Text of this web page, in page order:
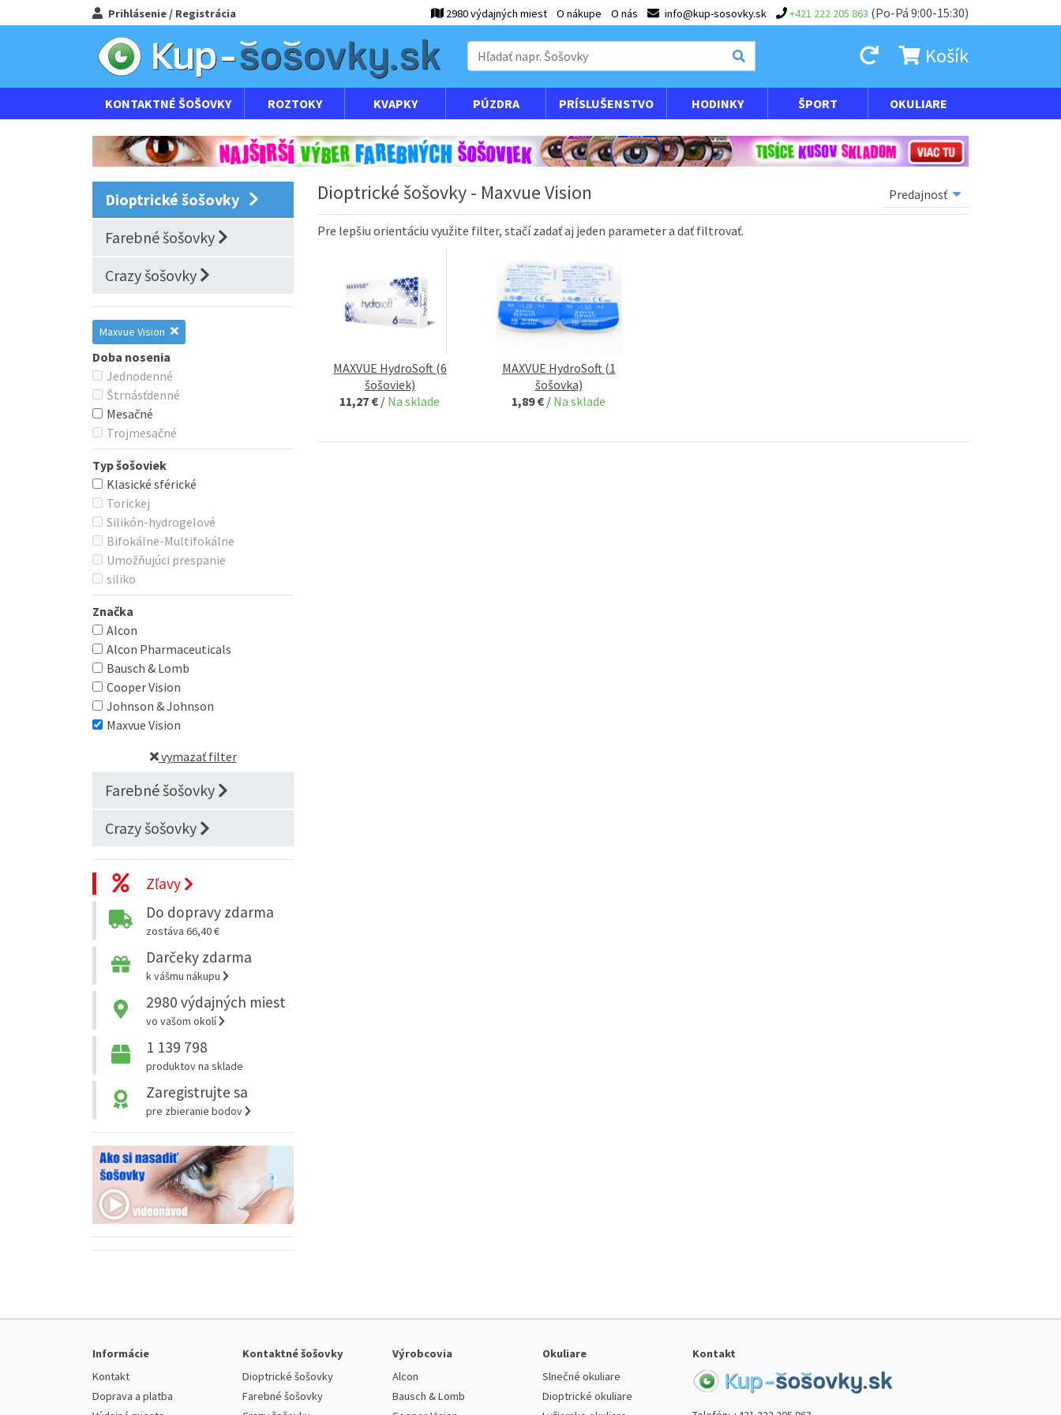
Prihlásenie / Registrácia 2980 výdajných miest O nákupe O nás info@kup-sosovky.sk +421 222 205 863 (Po-Pá 9:00-15:30)
Košík
KONTAKTNÉ ŠOŠOVKY ROZTOKY KVAPKY PÚZDRA PRÍSLUŠENSTVO HODINKY ŠPORT OKULIARE
Dioptrické šošovky
Farebné šošovky
Crazy šošovky
Maxvue Vision
Doba nosenia
Jednodenné
Štrnásťdenné
Mesačné
Trojmesačné
Typ šošoviek
Klasické sférické
Torickej
Silikón-hydrogelové
Bifokálne-Multifokálne
Umožňujúci prespanie
siliko
Značka
Alcon
Alcon Pharmaceuticals
Bausch & Lomb
Cooper Vision
Johnson & Johnson
Maxvue Vision
vymazať filter
Farebné šošovky
Crazy šošovky
Zľavy
Do dopravy zdarma
zostáva 66,40 €
Darčeky zdarma
k vášmu nákupu
2980 výdajných miest
vo vašom okolí
1 139 798
produktov na sklade
Zaregistrujte sa
pre zbieranie bodov
Dioptrické šošovky - Maxvue Vision
Pre lepšiu orientáciu využite filter, stačí zadaťaj jeden parametera dať filtrovať.
MAXVUE HydroSoft (6
šošoviek)
11,27 € / Na sklade
MAXVUE HydroSoft (1
šošovka)
1,89 € / Na sklade
Informácie
Kontakt
Doprava a platba
Kontaktné šošovky
Dioptrické šošovky
Farebné šošovky
Výrobcovia
Alcon
Bausch & Lomb
Okuliare
Slnečné okuliare
Dioptrické okuliare
Kontakt